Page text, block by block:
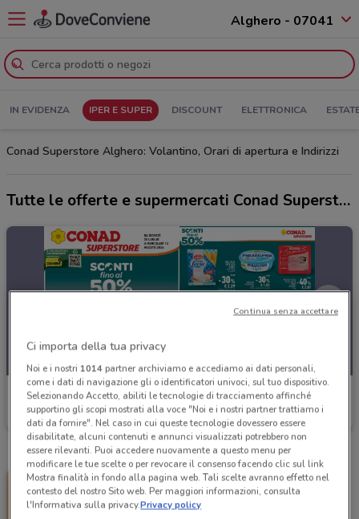
Alghero - 07041
IN EVIDENZA IPER E SUPER DISCOUNT ELETTRONICA
Conad Superstore Alghero: Volantino, Orari di apertura e Indirizzi
Tutte le offerte e supermercati Conad Superstore
Conad Superstore
Scade mercoledì
Ci importa della tua privacy
Noi e i nostri 1014partner archiviamo e accediamo ai dati personali,
come i dati di navigazione gli o identificatori univoci, sul tuo dispositivo.
Selezionando Accetto, abiliti le tecnologie di tracciamento affinché
supportino gli scopi mostrati alla voce "Noi e i nostri partner trattiamo i
dati da fornire". Nel caso in cui queste tecnologie dovessero essere
disabilitate, alcuni contenuti e annunci visualizzati potrebbero non
essere rilevanti. Puoi accedere nuovamente a questo menu per
modificare le tue scelte o per revocare il consenso facendo clic sul link
Mostra finalità in fondo alla pagina web. Tali scelte avranno effetto nel
contesto del nostro Sito web. Per maggiori informazioni, consulta
l'Informativa sulla privacy.Privacy policy
Continua senza accettare